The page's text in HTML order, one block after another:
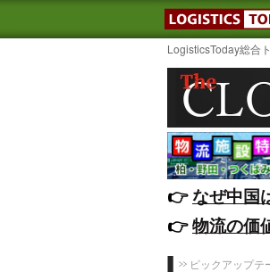
LogisticsToday総合
👉️なぜ中国
👉️物流の価
ピックアップテ